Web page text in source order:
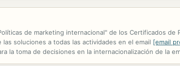
de marketing internacional" de los Certificados
soluciones a todas las actividades en el email [email
la toma de decisiones en la internacionalización de la